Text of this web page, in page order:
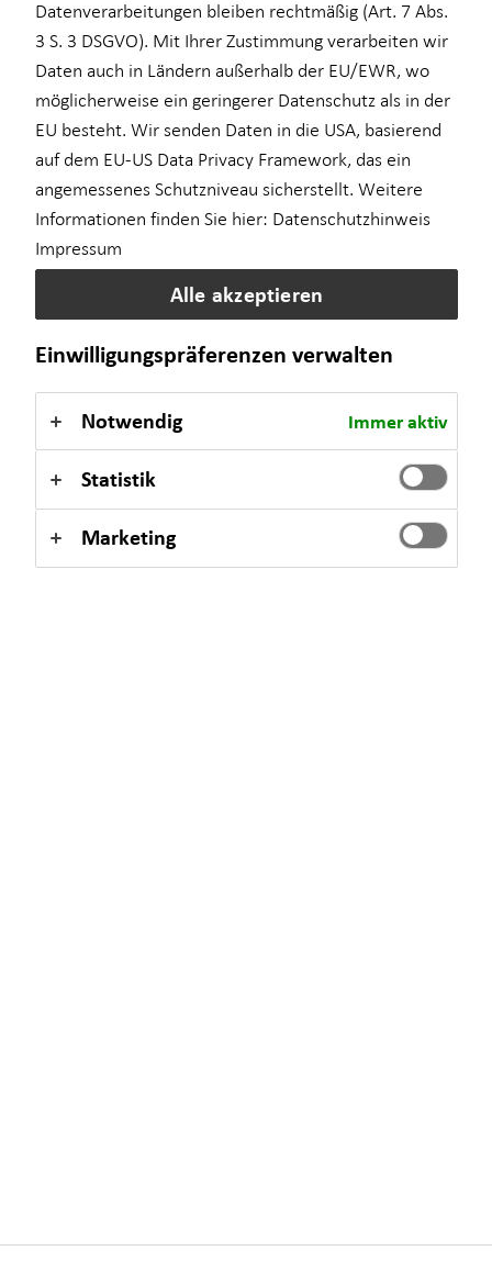
Geschäftszeiten
Montag 10:00 - 18:00 Uhr
Dienstag 10:00 - 18:00 Uhr
Mittwoch 10:00 - 18:00 Uhr
Donnerstag 10:00 - 18:00 Uhr
Freitag 10:00 - 18:00 Uhr
Selbstverständlich sind auch Termine außerhalb dieser
Geschäftszeiten auf Anfrage möglich.
Kontaktformular
Datenverarbeitungen bleiben rechtmäßig (Art. 7 Abs.
3 S. 3 DSGVO). Mit Ihrer Zustimmung verarbeiten wir
Daten auch in Ländern außerhalb der EU/EWR, wo
möglicherweise ein geringerer Datenschutz als in der
EU besteht. Wir senden Daten in die USA, basierend
auf dem EU-US Data Privacy Framework, das ein
angemessenes Schutzniveau sicherstellt. Weitere
Informationen finden Sie hier: Datenschutzhinweis
Impressum
Alle akzeptieren
Einwilligungspräferenzen verwalten
Notwendig Immer aktiv
Statistik
Marketing